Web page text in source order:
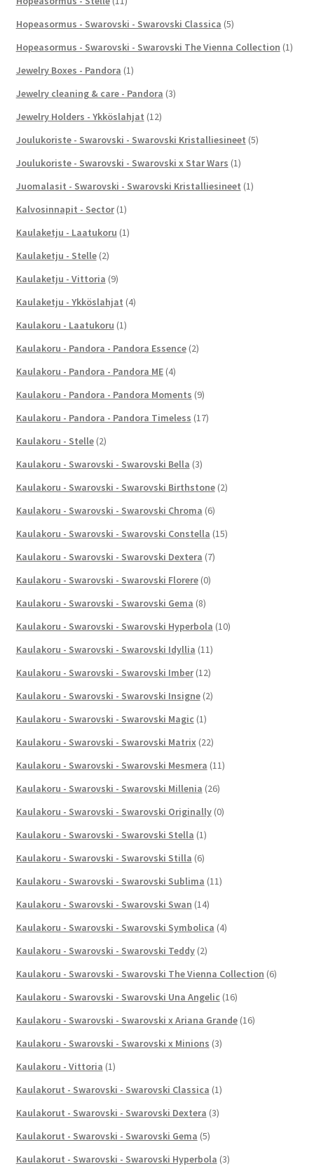
Hopeasormus - Swarovski - Swarovski Classica (5)
Hopeasormus - Swarovski - Swarovski The Vienna Collection (1)
Jewelry Boxes - Pandora (1)
Jewelry cleaning & care - Pandora (3)
Jewelry Holders - Ykköslahjat (12)
Joulukoriste - Swarovski - Swarovski Kristalliesineet (5)
Joulukoriste - Swarovski - Swarovski x Star Wars (1)
Juomalasit - Swarovski - Swarovski Kristalliesineet (1)
Kalvosinnapit - Sector (1)
Kaulaketju - Laatukoru (1)
Kaulaketju - Stelle (2)
Kaulaketju - Vittoria (9)
Kaulaketju - Ykköslahjat (4)
Kaulakoru - Laatukoru (1)
Kaulakoru - Pandora - Pandora Essence (2)
Kaulakoru - Pandora - Pandora ME (4)
Kaulakoru - Pandora - Pandora Moments (9)
Kaulakoru - Pandora - Pandora Timeless (17)
Kaulakoru - Stelle (2)
Kaulakoru - Swarovski - Swarovski Bella (3)
Kaulakoru - Swarovski - Swarovski Birthstone (2)
Kaulakoru - Swarovski - Swarovski Chroma (6)
Kaulakoru - Swarovski - Swarovski Constella (15)
Kaulakoru - Swarovski - Swarovski Dextera (7)
Kaulakoru - Swarovski - Swarovski Florere (0)
Kaulakoru - Swarovski - Swarovski Gema (8)
Kaulakoru - Swarovski - Swarovski Hyperbola (10)
Kaulakoru - Swarovski - Swarovski Idyllia (11)
Kaulakoru - Swarovski - Swarovski Imber (12)
Kaulakoru - Swarovski - Swarovski Insigne (2)
Kaulakoru - Swarovski - Swarovski Magic (1)
Kaulakoru - Swarovski - Swarovski Matrix (22)
Kaulakoru - Swarovski - Swarovski Mesmera (11)
Kaulakoru - Swarovski - Swarovski Millenia (26)
Kaulakoru - Swarovski - Swarovski Originally (0)
Kaulakoru - Swarovski - Swarovski Stella (1)
Kaulakoru - Swarovski - Swarovski Stilla (6)
Kaulakoru - Swarovski - Swarovski Sublima (11)
Kaulakoru - Swarovski - Swarovski Swan (14)
Kaulakoru - Swarovski - Swarovski Symbolica (4)
Kaulakoru - Swarovski - Swarovski Teddy (2)
Kaulakoru - Swarovski - Swarovski The Vienna Collection (6)
Kaulakoru - Swarovski - Swarovski Una Angelic (16)
Kaulakoru - Swarovski - Swarovski x Ariana Grande (16)
Kaulakoru - Swarovski - Swarovski x Minions (3)
Kaulakoru - Vittoria (1)
Kaulakorut - Swarovski - Swarovski Classica (1)
Kaulakorut - Swarovski - Swarovski Dextera (3)
Kaulakorut - Swarovski - Swarovski Gema (5)
Kaulakorut - Swarovski - Swarovski Hyperbola (3)